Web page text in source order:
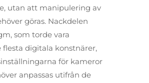
utan att manipulering av
göras. Nackdelen
som torde vara
digitala konstnärer,
för kameror
anpassas utifrån de